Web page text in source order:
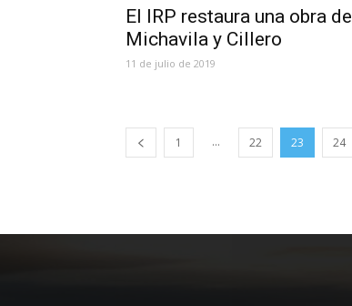
El IRP restaura una obra de
Michavila y Cillero
11 de julio de 2019
1 ... 22 23 24